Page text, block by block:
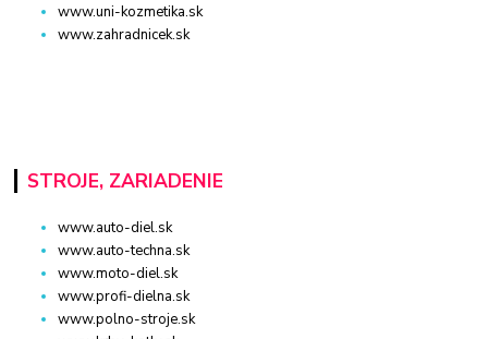
www.uni-kozmetika.sk
www.zahradnicek.sk
STROJE, ZARIADENIE
www.auto-diel.sk
www.auto-techna.sk
www.moto-diel.sk
www.profi-dielna.sk
www.polno-stroje.sk